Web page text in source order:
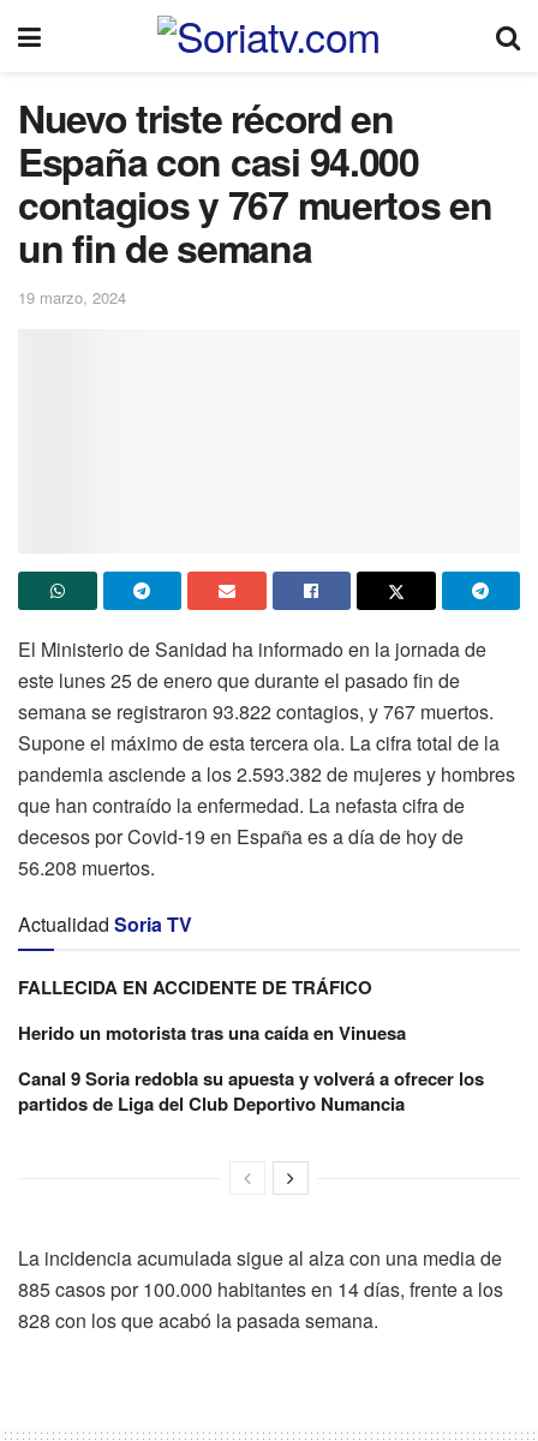
Nuevo triste récord en
España con casi 94.000
contagios y 767 muertos en
un fin de semana
19 marzo, 2024
El Ministerio de Sanidad ha informado en la jornada de
este lunes 25 de enero que durante el pasado fin de
semana se registraron 93.822 contagios, y 767 muertos.
Supone el máximo de esta tercera ola. La cifra total de la
pandemia asciende a los 2.593.382 de mujeres y hombres
que han contraído la enfermedad. La nefasta cifra de
decesos por Covid-19 en España es a día de hoy de
56.208 muertos.
Actualidad Soria TV
FALLECIDA EN ACCIDENTE DE TRÁFICO
Herido un motorista tras una caída en Vinuesa
Canal 9 Soria redobla su apuesta y volverá a ofrecer los
partidos de Liga del Club Deportivo Numancia
La incidencia acumulada sigue al alza con una media de
885 casos por 100.000 habitantes en 14 días, frente a los
828 con los que acabó la pasada semana.